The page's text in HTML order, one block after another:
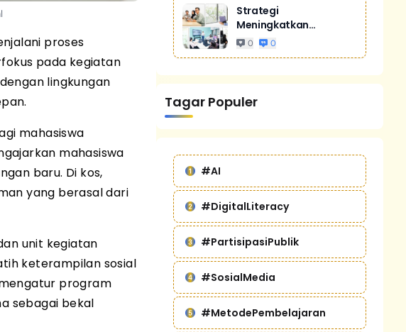
proses
pada kegiatan
lingkungan
mahasiswa
mahasiswa
baru. Di kos,
yang berasal dari
unit kegiatan
keterampilan sosial
program
sebagai bekal
Strategi
Meningkatkan
Penjualan Melalui
0 0
Tagar Populer
#AI
#DigitalLiteracy
#PartisipasiPublik
#SosialMedia
#MetodePembelajaran